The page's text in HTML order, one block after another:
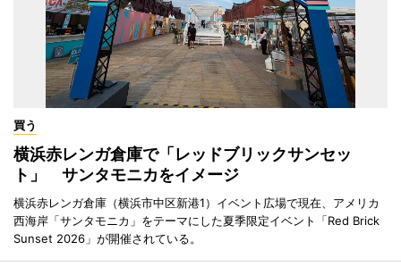
買う
横浜赤レンガ倉庫で「レッドブリックサンセッ
ト」 サンタモニカをイメージ
横浜赤レンガ倉庫（横浜市中区新港1）イベント広場で現在、アメリカ
西海岸「サンタモニカ」をテーマにした夏季限定イベント「Red Brick
Sunset 2026」が開催されている。